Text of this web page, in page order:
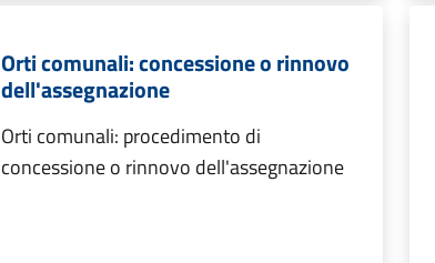
Orti comunali: concessione o rinnovo
dell'assegnazione
Orti comunali: procedimento di
concessione o rinnovo dell'assegnazione